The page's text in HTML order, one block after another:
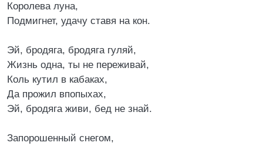
Королева луна,
Подмигнет, удачу ставя на кон.
Эй, бродяга, бродяга гуляй,
Жизнь одна, ты не переживай,
Коль кутил в кабаках,
Да прожил впопыхах,
Эй, бродяга живи, бед не знай.
Запорошенный снегом,